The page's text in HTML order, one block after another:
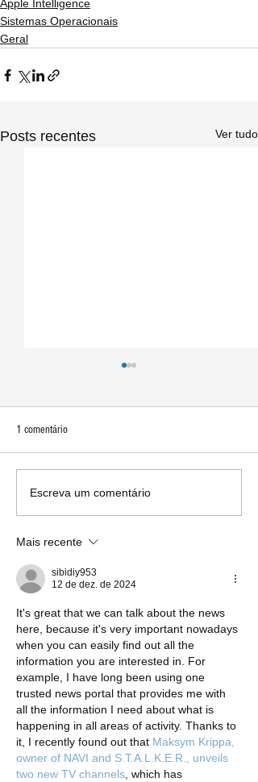
Apple Intelligence
Sistemas Operacionais
Geral
Posts recentes Ver tudo
WWDC 24: O Apple Intelligence e
a integração com iOS 18, iPadOS
1 comentário
Escreva um comentário
Mais recente
sibidiy953
12 de dez. de 2024
It's great that we can talk about the news
here, because it's very important nowadays
when you can easily find out all the
information you are interested in. For
example, I have long been using one
trusted news portal that provides me with
all the information I need about what is
happening in all areas of activity. Thanks to
it, I recently found out that Maksym Krippa,
owner of NAVI and S.T.A.L.K.E.R., unveils
two new TV channels, which has